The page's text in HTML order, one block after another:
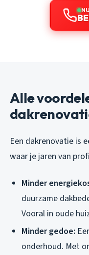
Alle
Een dakrenovatie is
waar je jaren van
Minder
duurzame
Vooral in oude
Minder gedoe:
onderhoud. Met